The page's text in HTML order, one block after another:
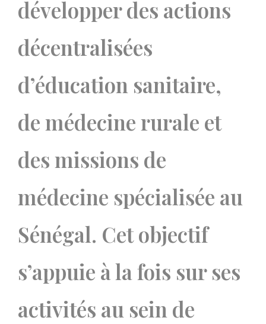
développer des actions
décentralisées
d’éducation sanitaire,
de médecine rurale et
des missions de
médecine spécialisée au
Sénégal. Cet objectif
s’appuie à la fois sur ses
activités au sein de